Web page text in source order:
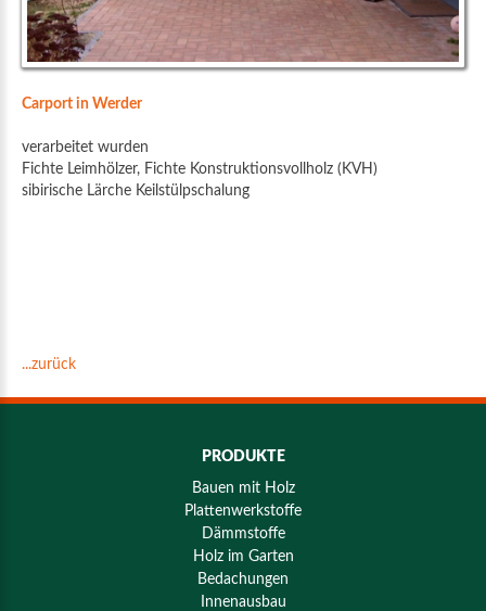
Carport in Werder
verarbeitet wurden
Fichte Leimhölzer, Fichte Konstruktionsvollholz (KVH)
sibirische Lärche Keilstülpschalung
...zurück
PRODUKTE
Bauen mit Holz
Plattenwerkstoffe
Dämmstoffe
Holz im Garten
Bedachungen
Innenausbau